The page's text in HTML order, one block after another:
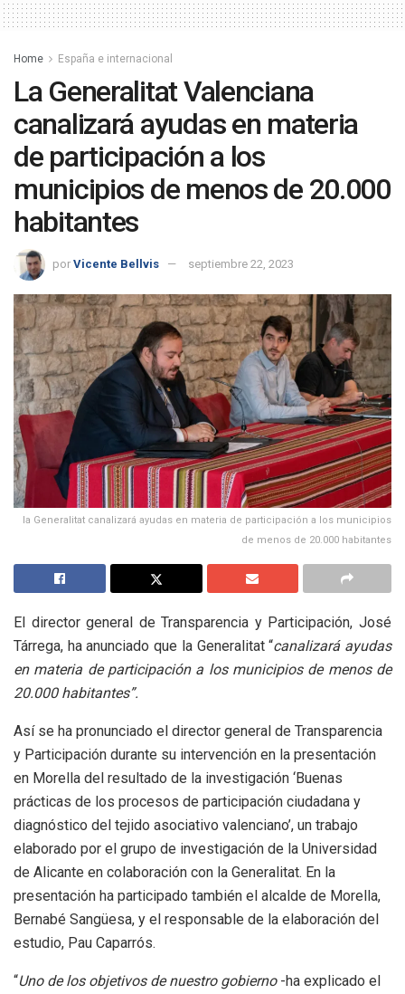
Home España e internacional
La Generalitat Valenciana
canalizará ayudas en materia
de participación a los
municipios de menos de 20.000
habitantes
por Vicente Bellvis septiembre 22, 2023
la Generalitat canalizará ayudas en materia de participación a los municipios
de menos de 20.000 habitantes
El director general de Transparencia y Participación, José
Tárrega, ha anunciado que la Generalitat “canalizará ayudas
en materia de participación a los municipios de menos de
20.000 habitantes”.
Así se ha pronunciado el director general de Transparencia
y Participación durante su intervención en la presentación
en Morella del resultado de la investigación ‘Buenas
prácticas de los procesos de participación ciudadana y
diagnóstico del tejido asociativo valenciano’, un trabajo
elaborado por el grupo de investigación de la Universidad
de Alicante en colaboración con la Generalitat. En la
presentación ha participado también el alcalde de Morella,
Bernabé Sangüesa, y el responsable de la elaboración del
estudio, Pau Caparrós.
“Uno de los objetivos de nuestro gobierno-ha explicado el